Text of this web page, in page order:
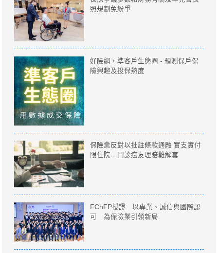
照規劃免紛爭
好險網，準客戶生態圈 - 預測保戶保
險興趣及投保熱度
保險業反對以批註條款通融 實支實付
限住院…門診癌友理賠難解套
FChFP授證 以專業、誠信與國際認
可 為保險業引領新局